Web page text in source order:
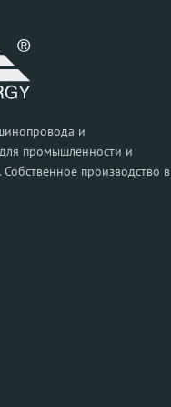
и
промышленности и
производство в